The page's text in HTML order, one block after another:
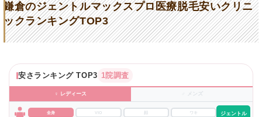
鎌倉のジェントルマックスプロ医療脱毛安いクリニ
ックランキングTOP3
安さランキング TOP3 1院調査
♀ レディース ♂ メンズ
全身 VIO ワキ
ジェントル